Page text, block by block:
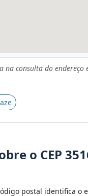
na consulta do
o CEP
postal identifica o